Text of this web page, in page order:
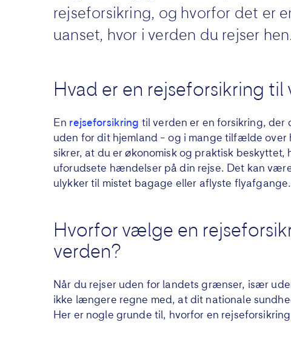
rejseforsikring, og hvorfor det er
uanset, hvor i verden du rejser hen.
Hvad er en rejseforsikring til
En rejseforsikring til verden er en forsikring,
uden for dit hjemland – og i mange tilfælde over
sikrer, at du er økonomisk og praktisk beskyttet,
uforudsete hændelser på din rejse. Det kan
ulykker til mistet bagage eller aflyste flyafgange.
Hvorfor vælge en
verden?
Når du rejser uden for landets grænser, især
ikke længere regne med, at dit nationale
Her er nogle grunde til, hvorfor en